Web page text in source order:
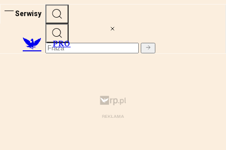
Serwisy
PRO